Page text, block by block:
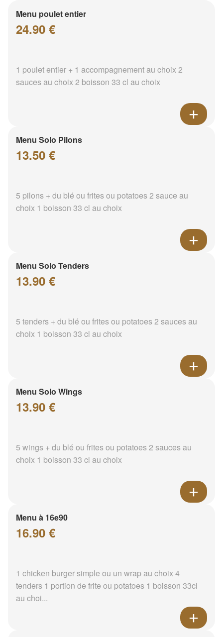
Menu poulet entier
24.90 €
1 poulet entier + 1 accompagnement au choix 2
sauces au choix 2 boisson 33 cl au choix
Menu Solo Pilons
13.50 €
5 pilons + du blé ou frites ou potatoes 2 sauce au
choix 1 boisson 33 cl au choix
Menu Solo Tenders
13.90 €
5 tenders + du blé ou frites ou potatoes 2 sauces au
choix 1 boisson 33 cl au choix
Menu Solo Wings
13.90 €
5 wings + du blé ou frites ou potatoes 2 sauces au
choix 1 boisson 33 cl au choix
Menu à 16e90
16.90 €
1 chicken burger simple ou un wrap au choix 4
tenders 1 portion de frite ou potatoes 1 boisson 33cl
au choi...